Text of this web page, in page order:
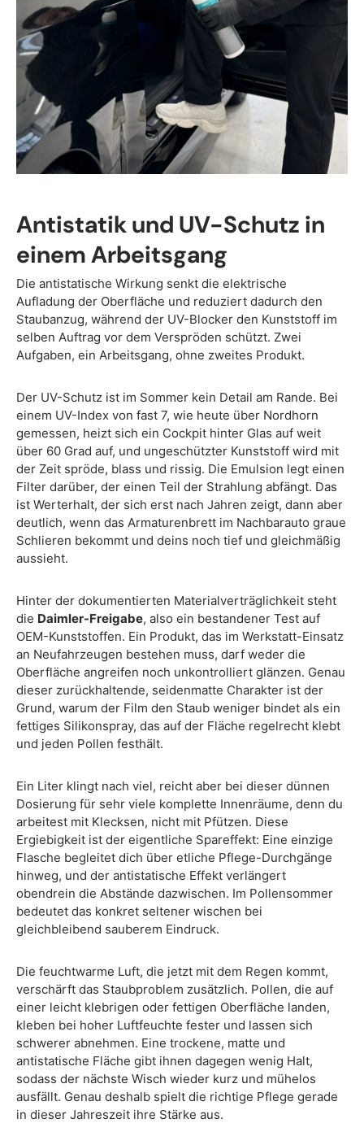
Antistatik und UV-Schutz in
einem Arbeitsgang
Die antistatische Wirkung senkt die elektrische
Aufladung der Oberfläche und reduziert dadurch den
Staubanzug, während der UV-Blocker den Kunststoff im
selben Auftrag vor dem Verspröden schützt. Zwei
Aufgaben, ein Arbeitsgang, ohne zweites Produkt.
Der UV-Schutz ist im Sommer kein Detail am Rande. Bei
einem UV-Index von fast 7, wie heute über Nordhorn
gemessen, heizt sich ein Cockpit hinter Glas auf weit
über 60 Grad auf, und ungeschützter Kunststoff wird mit
der Zeit spröde, blass und rissig. Die Emulsion legt einen
Filter darüber, der einen Teil der Strahlung abfängt. Das
ist Werterhalt, der sich erst nach Jahren zeigt, dann aber
deutlich, wenn das Armaturenbrett im Nachbarauto graue
Schlieren bekommt und deins noch tief und gleichmäßig
aussieht.
Hinter der dokumentierten Materialverträglichkeit steht
die Daimler-Freigabe, also ein bestandener Test auf
OEM-Kunststoffen. Ein Produkt, das im Werkstatt-Einsatz
an Neufahrzeugen bestehen muss, darf weder die
Oberfläche angreifen noch unkontrolliert glänzen. Genau
dieser zurückhaltende, seidenmatte Charakter ist der
Grund, warum der Film den Staub weniger bindet als ein
fettiges Silikonspray, das auf der Fläche regelrecht klebt
und jeden Pollen festhält.
Ein Liter klingt nach viel, reicht aber bei dieser dünnen
Dosierung für sehr viele komplette Innenräume, denn du
arbeitest mit Klecksen, nicht mit Pfützen. Diese
Ergiebigkeit ist der eigentliche Spareffekt: Eine einzige
Flasche begleitet dich über etliche Pflege-Durchgänge
hinweg, und der antistatische Effekt verlängert
obendrein die Abstände dazwischen. Im Pollensommer
bedeutet das konkret seltener wischen bei
gleichbleibend sauberem Eindruck.
Die feuchtwarme Luft, die jetzt mit dem Regen kommt,
verschärft das Staubproblem zusätzlich. Pollen, die auf
einer leicht klebrigen oder fettigen Oberfläche landen,
kleben bei hoher Luftfeuchte fester und lassen sich
schwerer abnehmen. Eine trockene, matte und
antistatische Fläche gibt ihnen dagegen wenig Halt,
sodass der nächste Wisch wieder kurz und mühelos
ausfällt. Genau deshalb spielt die richtige Pflege gerade
in dieser Jahreszeit ihre Stärke aus.